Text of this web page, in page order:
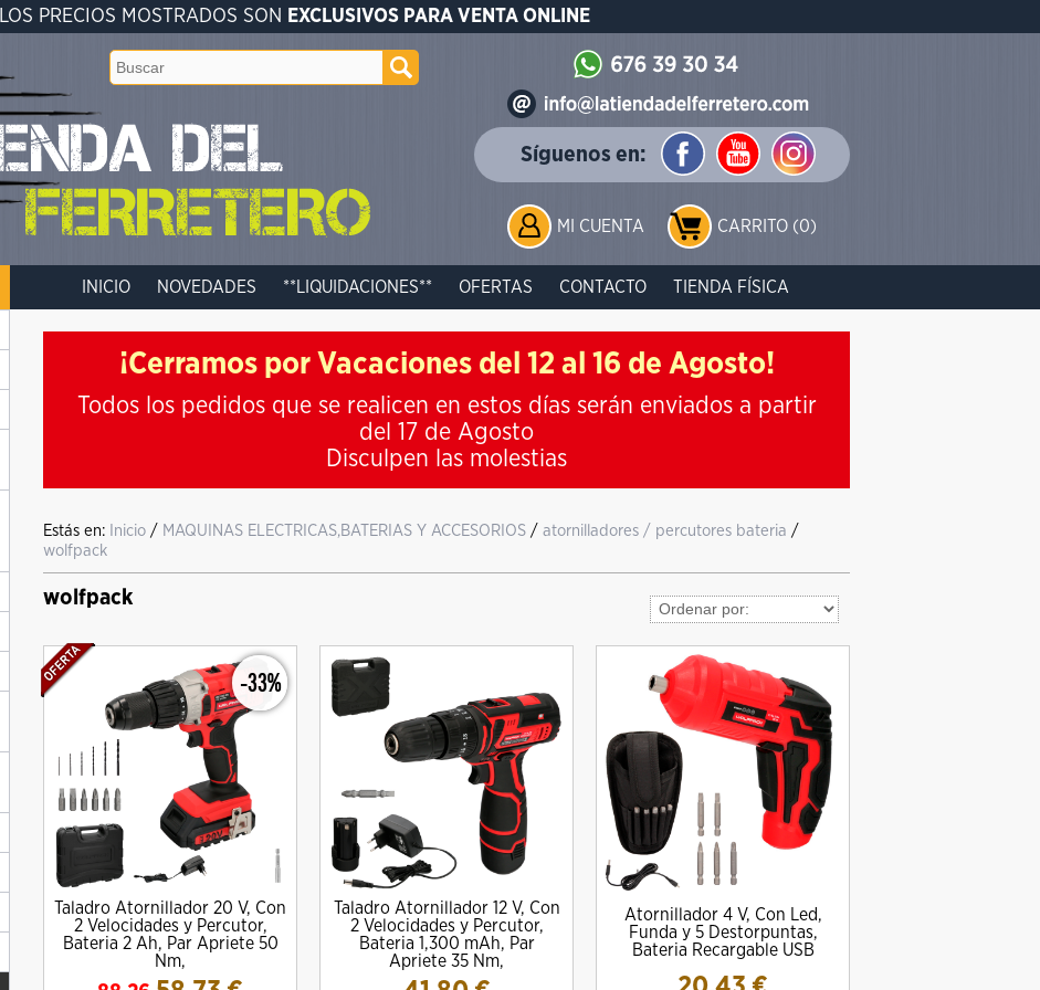
LOS PRECIOS MOSTRADOS SON EXCLUSIVOS PARA VENTA ONLINE
Síguenos en:
MI CUENTA CARRITO (0)
INICIO NOVEDADES **LIQUIDACIONES** OFERTAS CONTACTO TIENDA FÍSICA
¡Cerramos por Vacaciones del 12 al 16 de Agosto!
Todos los pedidos que se realicen en estos días serán enviados a partir
del 17 de Agosto
Disculpen las molestias
Estás en: Inicio / MAQUINAS ELECTRICAS,BATERIAS Y ACCESORIOS / atornilladores / percutores bateria /
wolfpack
wolfpack
-33%
Taladro Atornillador 20 V, Con
2 Velocidades y Percutor,
Bateria 2 Ah, Par Apriete 50
Nm,
Taladro Atornillador 12 V, Con
2 Velocidades y Percutor,
Bateria 1,300 mAh, Par
Apriete 35 Nm,
Atornillador 4 V, Con Led,
Funda y 5 Destorpuntas,
Bateria Recargable USB